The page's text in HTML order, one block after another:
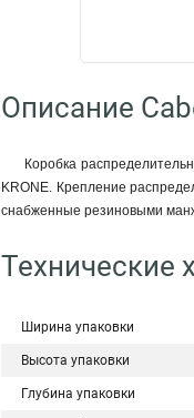
Описание
Коробка
KRONE. Крепление
снабженные резиновыми
Технические
Ширина упаковки
Высота упаковки
Глубина упаковки